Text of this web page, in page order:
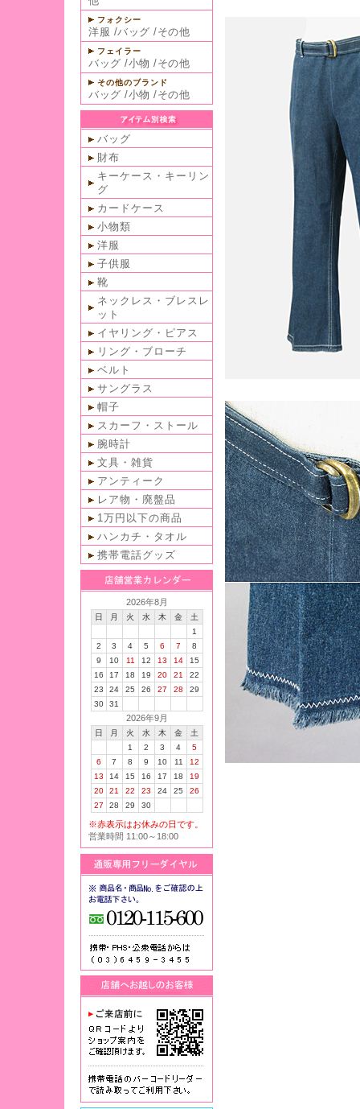
フォクシー
洋服 /バッグ /その他
フェイラー
バッグ /小物 /その他
その他のブランド
バッグ /小物 /その他
バッグ
財布
キーケース・キーリン
グ
カードケース
小物類
洋服
子供服
靴
ネックレス・ブレスレ
ット
イヤリング・ピアス
リング・ブローチ
ベルト
サングラス
帽子
スカーフ・ストール
腕時計
文具・雑貨
アンティーク
レア物・廃盤品
1万円以下の商品
ハンカチ・タオル
携帯電話グッズ
2026年8月
日 月 火 水 木 金
土
1
2
3 4 5 6 7
8
9
10 11 12 13 14
15
16
17 18 19 20 21
22
23
24 25 26 27 28
29
30
31
2026年9月
日 月 火 水 木 金
土
1
2 3 4
5
6
7 8 9 10 11
12
13
14 15 16 17 18
19
20
21 22 23 24 25
26
27
28 29 30
※赤表示はお休みの日です。
営業時間 11:00～18:00